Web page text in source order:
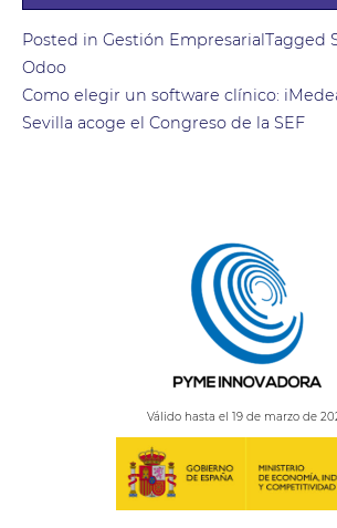
Posted in Gestión EmpresarialTagged
Odoo
Navegación
Como elegir un software clínico:
Sevilla acoge el Congreso de la SEF
Válido hasta el 19 de marzo de